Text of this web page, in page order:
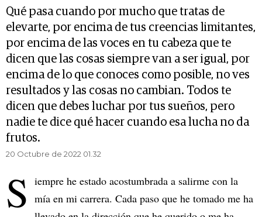
Qué pasa cuando por mucho que tratas de
elevarte, por encima de tus creencias limitantes,
por encima de las voces en tu cabeza que te
dicen que las cosas siempre van a ser igual, por
encima de lo que conoces como posible, no ves
resultados y las cosas no cambian. Todos te
dicen que debes luchar por tus sueños, pero
nadie te dice qué hacer cuando esa lucha no da
frutos.
20 Octubre de 2022 01.32
S iempre he estado acostumbrada a salirme con la
mía en mi carrera. Cada paso que he tomado me ha